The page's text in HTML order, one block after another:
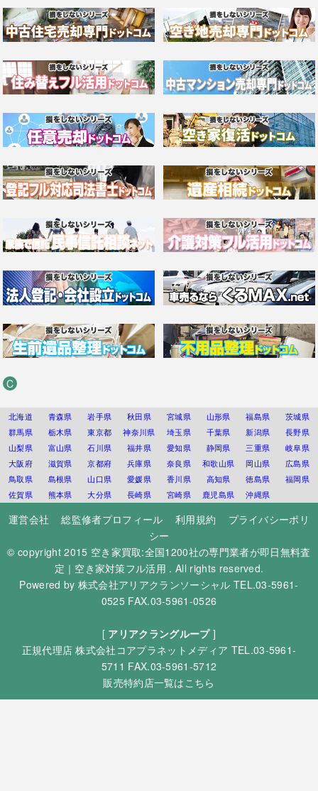
C
北海道 青森県 岩手県 秋田県 宮城県 山形県 福島県
茨城県
群馬県
栃木県 東京都 神奈川県 埼玉県 千葉県 新潟県
長野県
山梨県
富山県 石川県 福井県 愛知県 静岡県 三重県
岐阜県
大阪府
滋賀県 京都府 兵庫県 奈良県 和歌山県 岡山県
広島県
鳥取県
島根県 山口県 愛媛県 香川県 高知県 徳島県
福岡県
佐賀県
熊本県 大分県 長崎県 宮崎県 鹿児島県 沖縄県
運営会社 総監修者プロフィール 利用規約
プライバシーポリ
シー
© copyright 2015 空き家買取:全国1200社の専門業者が即日無料査
定｜空き家対策フル活用 . All rights reserved.
Powered by 株式会社アリアクランソーシャル TEL.03-5961-
0525 FAX.03-5961-0526
[ アリアクラングループ]
正規代理店株式会社コアプラネットメディア TEL.03-5961-
5711 FAX.03-5961-5712
販売特約店一覧はこちら